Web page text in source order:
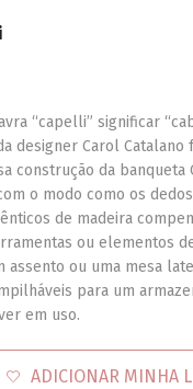
“capelli” significar
designer Carol Catalano
construção da banqueta
o modo como os
de madeira
ou elementos
assento ou uma mesa
para um
em uso.
ADICIONAR MINHA